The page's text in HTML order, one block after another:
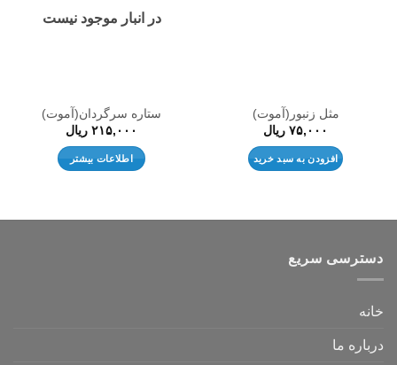
مثل زنبور(آموت)
۷۵,۰۰۰ ریال
افزودن به سبد خرید
در انبار موجود نیست
ستاره سرگردان(آموت)
۲۱۵,۰۰۰ ریال
اطلاعات بیشتر
دسترسی سریع
خانه
درباره ما